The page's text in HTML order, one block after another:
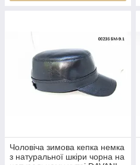
Чоловіча зимова кепка немка
з натуральної шкіри чорна на